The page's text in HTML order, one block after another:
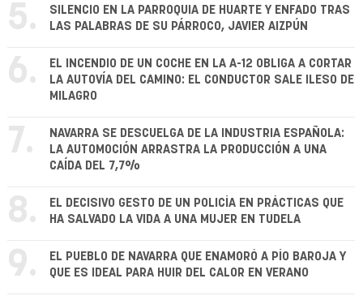
5.
SILENCIO EN LA PARROQUIA DE HUARTE Y ENFADO TRAS
LAS PALABRAS DE SU PÁRROCO, JAVIER AIZPÚN
6.
EL INCENDIO DE UN COCHE EN LA A-12 OBLIGA A CORTAR
LA AUTOVÍA DEL CAMINO: EL CONDUCTOR SALE ILESO DE
MILAGRO
7.
NAVARRA SE DESCUELGA DE LA INDUSTRIA ESPAÑOLA:
LA AUTOMOCIÓN ARRASTRA LA PRODUCCIÓN A UNA
CAÍDA DEL 7,7%
8.
EL DECISIVO GESTO DE UN POLICÍA EN PRÁCTICAS QUE
HA SALVADO LA VIDA A UNA MUJER EN TUDELA
9.
EL PUEBLO DE NAVARRA QUE ENAMORÓ A PÍO BAROJA Y
QUE ES IDEAL PARA HUIR DEL CALOR EN VERANO